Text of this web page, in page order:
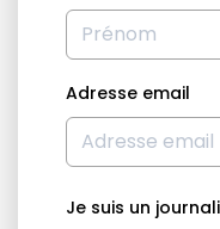
Adresse email
Je suis un